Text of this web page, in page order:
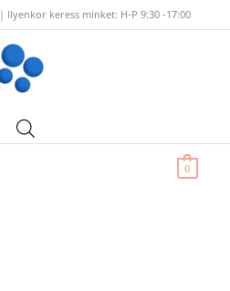
| Ilyenkor keress minket: H-P 9:30 -17:00
0